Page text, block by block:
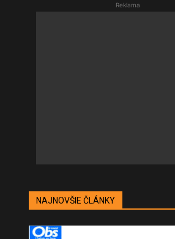
Reklama
NAJNOVŠIE ČLÁNKY